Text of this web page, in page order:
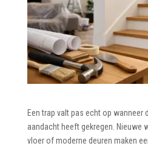
Een trap valt pas echt op wanneer
aandacht heeft gekregen. Nieuwe
vloer of moderne deuren maken